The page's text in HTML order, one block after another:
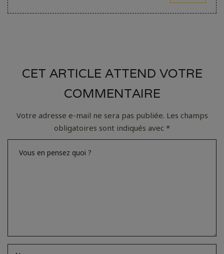
CET ARTICLE ATTEND VOTRE
COMMENTAIRE
Votre adresse e-mail ne sera pas publiée. Les champs
obligatoires sont indiqués avec *